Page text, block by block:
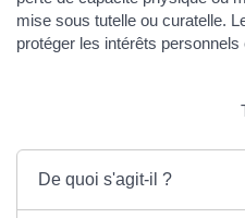
mise sous tutelle ou curatelle.
protéger les intérêts personnels
De quoi s'agit-il ?